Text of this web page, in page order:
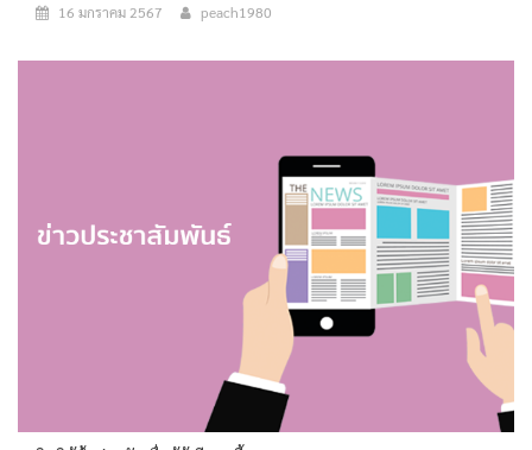
16 มกราคม 2567 peach1980